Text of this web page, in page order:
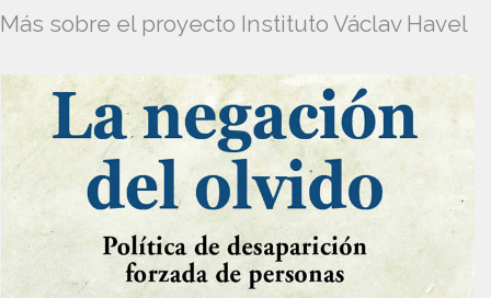
Más sobre el proyecto Instituto Václav Havel